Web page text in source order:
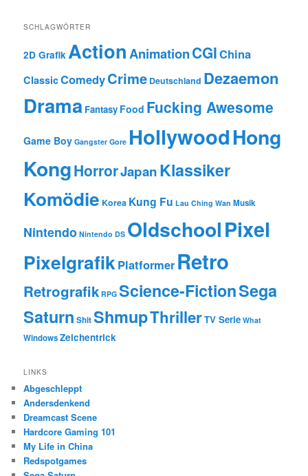
SCHLAGWÖRTER
2D Grafik ActionAnimationCGIChina
ClassicComedyCrime Deutschland Dezaemon
Drama Fantasy Food Fucking Awesome
Game Boy Gangster Gore HollywoodHong
KongHorrorJapanKlassiker
Komödie Korea Kung Fu Lau Ching Wan Musik
Nintendo Nintendo DS OldschoolPixel
PixelgrafikPlatformer Retro
Retrografik RPG Science-FictionSega
Saturn ShitShmupThrillerTV Serie What
WindowsZeichentrick
LINKS
Abgeschleppt
Andersdenkend
Dreamcast Scene
Hardcore Gaming 101
My Life in China
Redspotgames